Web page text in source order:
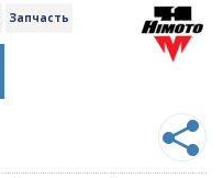
Запчасть